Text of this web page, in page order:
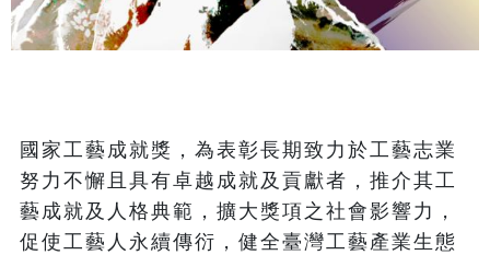
國家工藝成就獎，為表彰長期致力於工藝志業
努力不懈且具有卓越成就及貢獻者，推介其工
藝成就及人格典範，擴大獎項之社會影響力，
促使工藝人永續傳衍，健全臺灣工藝產業生態